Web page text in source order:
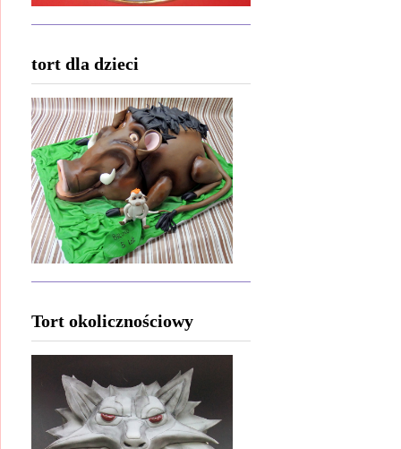
tort dla dzieci
Tort okolicznościowy